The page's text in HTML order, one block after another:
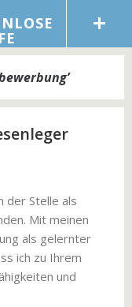
’
der Stelle als
Mit meinen
als gelernter
ich zu Ihrem
und